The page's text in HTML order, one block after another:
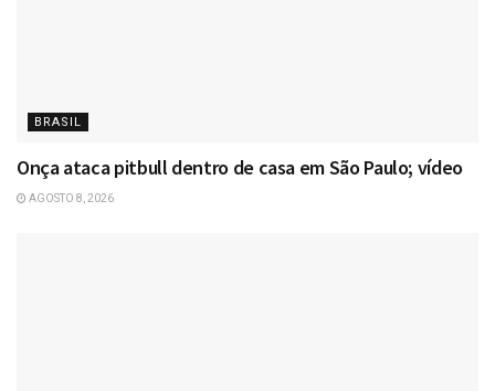
BRASIL
Onça ataca pitbull dentro de casa em São Paulo; vídeo
AGOSTO 8, 2026